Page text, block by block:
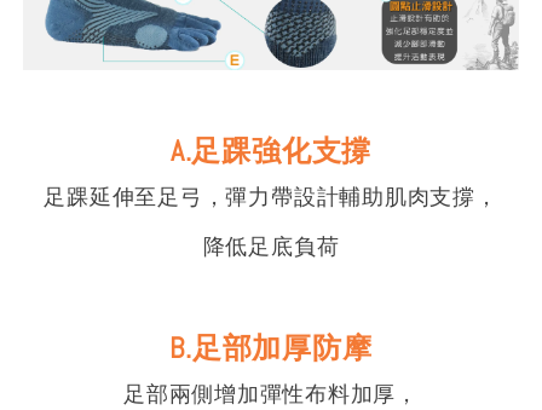
A.足踝強化支撐
足踝延伸至足弓，彈力帶設計輔助肌肉支撐，
降低足底負荷
B.足部加厚防摩
足部兩側增加彈性布料加厚，